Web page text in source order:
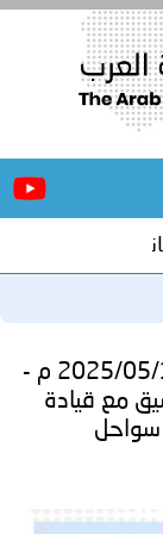
لمجلس
البحرين ـ 1446/11/20هــ الموافق 2025/05/18 م -
مع قيادة
سواحل